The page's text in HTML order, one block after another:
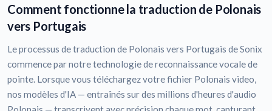
Comment fonctionne la traduction de Polonais
vers Portugais
Le processus de traduction de Polonais vers Portugais de Sonix
commence par notre technologie de reconnaissance vocale de
pointe. Lorsque vous téléchargez votre fichier Polonais video,
nos modèles d'IA — entraînés sur des millions d'heures d'audio